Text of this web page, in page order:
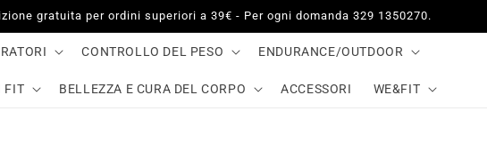
gratuita per ordini superiori a 39€ - Per ogni domanda 329 1350270.
CONTROLLO DEL PESO ENDURANCE/OUTDOOR
FIT BELLEZZA E CURA DEL CORPO ACCESSORI WE&FIT